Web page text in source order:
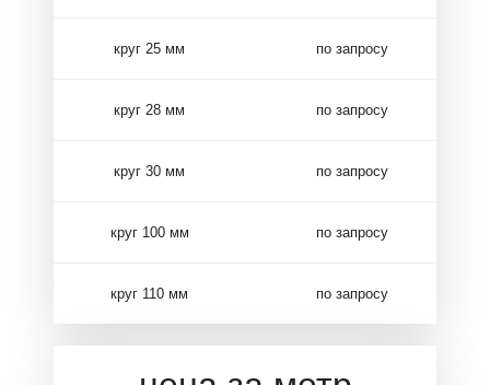
круг 25 мм по запросу
круг 28 мм по запросу
круг 30 мм по запросу
круг 100 мм по запросу
круг 110 мм по запросу